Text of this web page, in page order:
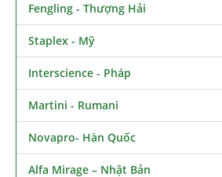
Fengling - Thượng Hải
Staplex - Mỹ
Interscience - Pháp
Martini - Rumani
Novapro- Hàn Quốc
Alfa Mirage – Nhật Bản